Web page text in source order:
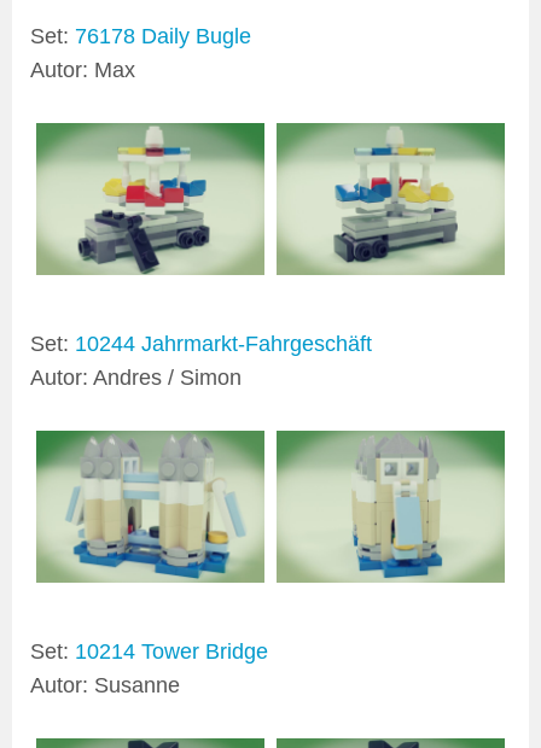
Set: 76178 Daily Bugle
Autor: Max
Set: 10244 Jahrmarkt-Fahrgeschäft
Autor: Andres / Simon
Set: 10214 Tower Bridge
Autor: Susanne